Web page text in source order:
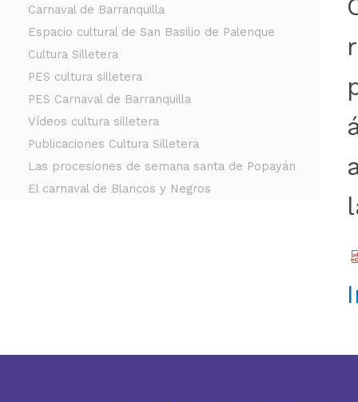
Carnaval de Barranquilla
Espacio cultural de San Basilio de Palenque
Cultura Silletera
PES cultura silletera
PES Carnaval de Barranquilla
Vídeos cultura silletera
Publicaciones Cultura Silletera
Las procesiones de semana santa de Popayán
El carnaval de Blancos y Negros